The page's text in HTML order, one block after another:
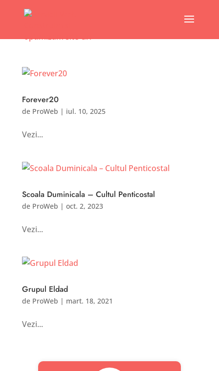
Forever20
de ProWeb | iul. 10, 2025
Vezi...
Scoala Duminicala – Cultul Penticostal
de ProWeb | oct. 2, 2023
Vezi...
Grupul Eldad
de ProWeb | mart. 18, 2021
Vezi...